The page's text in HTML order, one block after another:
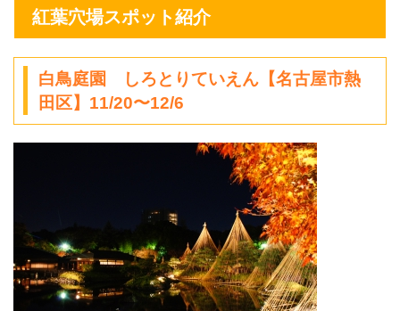
紅葉穴場スポット紹介
白鳥庭園 しろとりていえん【名古屋市熱
田区】11/20〜12/6